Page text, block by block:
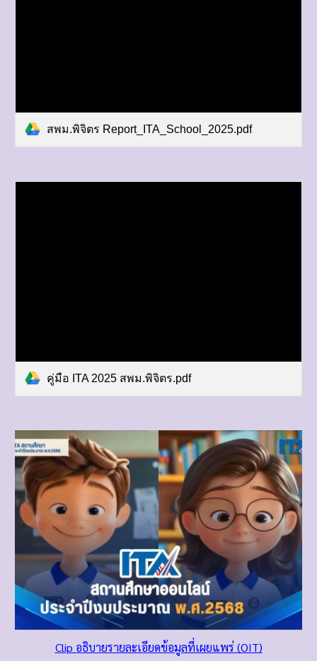
สพม.พิจิตร Report_ITA_School_2025.pdf
คู่มือ ITA 2025 สพม.พิจิตร.pdf
Clip อธิบายรายละเอียดข้อมูลที่เผยแพร่ (OIT)